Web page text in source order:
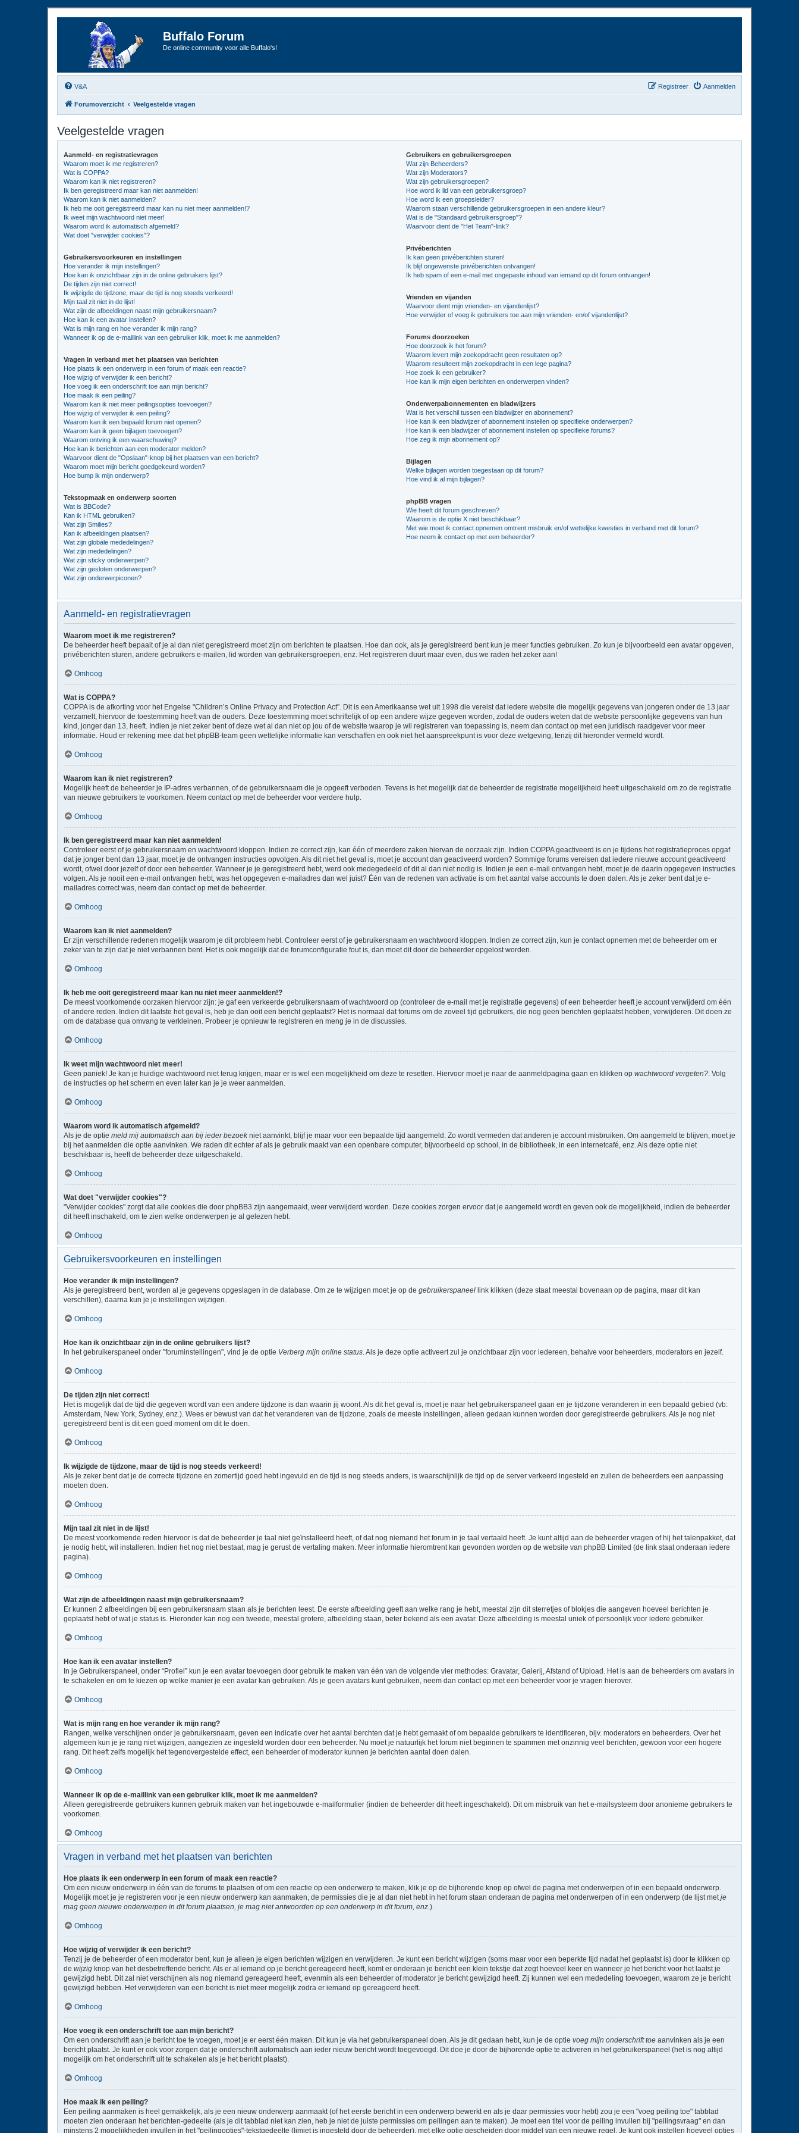
Buffalo Forum
De online community voor alle Buffalo's!
V&A Aanmelden
Registreer
Forumoverzicht Veelgestelde vragen
Veelgestelde vragen
Aanmeld- en registratievragen
Waarom moet ik me registreren?
Wat is COPPA?
Waarom kan ik niet registreren?
Ik ben geregistreerd maar kan niet aanmelden!
Waarom kan ik niet aanmelden?
Ik heb me ooit geregistreerd maar kan nu niet meer aanmelden!?
Ik weet mijn wachtwoord niet meer!
Waarom word ik automatisch afgemeld?
Wat doet "verwijder cookies"?
Gebruikersvoorkeuren en instellingen
Hoe verander ik mijn instellingen?
Hoe kan ik onzichtbaar zijn in de online gebruikers lijst?
De tijden zijn niet correct!
Ik wijzigde de tijdzone, maar de tijd is nog steeds verkeerd!
Mijn taal zit niet in de lijst!
Wat zijn de afbeeldingen naast mijn gebruikersnaam?
Hoe kan ik een avatar instellen?
Wat is mijn rang en hoe verander ik mijn rang?
Wanneer ik op de e-maillink van een gebruiker klik, moet ik me aanmelden?
Vragen in verband met het plaatsen van berichten
Hoe plaats ik een onderwerp in een forum of maak een reactie?
Hoe wijzig of verwijder ik een bericht?
Hoe voeg ik een onderschrift toe aan mijn bericht?
Hoe maak ik een peiling?
Waarom kan ik niet meer peilingsopties toevoegen?
Hoe wijzig of verwijder ik een peiling?
Waarom kan ik een bepaald forum niet openen?
Waarom kan ik geen bijlagen toevoegen?
Waarom ontving ik een waarschuwing?
Hoe kan ik berichten aan een moderator melden?
Waarvoor dient de "Opslaan"-knop bij het plaatsen van een bericht?
Waarom moet mijn bericht goedgekeurd worden?
Hoe bump ik mijn onderwerp?
Tekstopmaak en onderwerp soorten
Wat is BBCode?
Kan ik HTML gebruiken?
Wat zijn Smilies?
Kan ik afbeeldingen plaatsen?
Wat zijn globale mededelingen?
Wat zijn mededelingen?
Wat zijn sticky onderwerpen?
Wat zijn gesloten onderwerpen?
Wat zijn onderwerpiconen?
Gebruikers en gebruikersgroepen
Wat zijn Beheerders?
Wat zijn Moderators?
Wat zijn gebruikersgroepen?
Hoe word ik lid van een gebruikersgroep?
Hoe word ik een groepsleider?
Waarom staan verschillende gebruikersgroepen in een andere kleur?
Wat is de "Standaard gebruikersgroep"?
Waarvoor dient de "Het Team"-link?
Privéberichten
Ik kan geen privéberichten sturen!
Ik blijf ongewenste privéberichten ontvangen!
Ik heb spam of een e-mail met ongepaste inhoud van iemand op dit forum ontvangen!
Vrienden en vijanden
Waarvoor dient mijn vrienden- en vijandenlijst?
Hoe verwijder of voeg ik gebruikers toe aan mijn vrienden- en/of vijandenlijst?
Forums doorzoeken
Hoe doorzoek ik het forum?
Waarom levert mijn zoekopdracht geen resultaten op?
Waarom resulteert mijn zoekopdracht in een lege pagina?
Hoe zoek ik een gebruiker?
Hoe kan ik mijn eigen berichten en onderwerpen vinden?
Onderwerpabonnementen en bladwijzers
Wat is het verschil tussen een bladwijzer en abonnement?
Hoe kan ik een bladwijzer of abonnement instellen op specifieke onderwerpen?
Hoe kan ik een bladwijzer of abonnement instellen op specifieke forums?
Hoe zeg ik mijn abonnement op?
Bijlagen
Welke bijlagen worden toegestaan op dit forum?
Hoe vind ik al mijn bijlagen?
phpBB vragen
Wie heeft dit forum geschreven?
Waarom is de optie X niet beschikbaar?
Met wie moet ik contact opnemen omtrent misbruik en/of wettelijke kwesties in verband met dit forum?
Hoe neem ik contact op met een beheerder?
Aanmeld- en registratievragen
Waarom moet ik me registreren?
De beheerder heeft bepaalt of je al dan niet geregistreerd moet zijn om berichten te plaatsen. Hoe dan ook, als je geregistreerd bent kun je meer functies gebruiken. Zo kun je bijvoorbeeld een avatar opgeven,
privéberichten sturen, andere gebruikers e-mailen, lid worden van gebruikersgroepen, enz. Het registreren duurt maar even, dus we raden het zeker aan!
Omhoog
Wat is COPPA?
COPPA is de afkorting voor het Engelse "Children’s Online Privacy and Protection Act". Dit is een Amerikaanse wet uit 1998 die vereist dat iedere website die mogelijk gegevens van jongeren onder de 13 jaar
verzamelt, hiervoor de toestemming heeft van de ouders. Deze toestemming moet schriftelijk of op een andere wijze gegeven worden, zodat de ouders weten dat de website persoonlijke gegevens van hun
kind, jonger dan 13, heeft. Indien je niet zeker bent of deze wet al dan niet op jou of de website waarop je wil registreren van toepassing is, neem dan contact op met een juridisch raadgever voor meer
informatie. Houd er rekening mee dat het phpBB-team geen wettelijke informatie kan verschaffen en ook niet het aanspreekpunt is voor deze wetgeving, tenzij dit hieronder vermeld wordt.
Omhoog
Waarom kan ik niet registreren?
Mogelijk heeft de beheerder je IP-adres verbannen, of de gebruikersnaam die je opgeeft verboden. Tevens is het mogelijk dat de beheerder de registratie mogelijkheid heeft uitgeschakeld om zo de registratie
van nieuwe gebruikers te voorkomen. Neem contact op met de beheerder voor verdere hulp.
Omhoog
Ik ben geregistreerd maar kan niet aanmelden!
Controleer eerst of je gebruikersnaam en wachtwoord kloppen. Indien ze correct zijn, kan één of meerdere zaken hiervan de oorzaak zijn. Indien COPPA geactiveerd is en je tijdens het registratieproces opgaf
dat je jonger bent dan 13 jaar, moet je de ontvangen instructies opvolgen. Als dit niet het geval is, moet je account dan geactiveerd worden? Sommige forums vereisen dat iedere nieuwe account geactiveerd
wordt, ofwel door jezelf of door een beheerder. Wanneer je je geregistreerd hebt, werd ook medegedeeld of dit al dan niet nodig is. Indien je een e-mail ontvangen hebt, moet je de daarin opgegeven instructies
volgen. Als je nooit een e-mail ontvangen hebt, was het opgegeven e-mailadres dan wel juist? Één van de redenen van activatie is om het aantal valse accounts te doen dalen. Als je zeker bent dat je e-
mailadres correct was, neem dan contact op met de beheerder.
Omhoog
Waarom kan ik niet aanmelden?
Er zijn verschillende redenen mogelijk waarom je dit probleem hebt. Controleer eerst of je gebruikersnaam en wachtwoord kloppen. Indien ze correct zijn, kun je contact opnemen met de beheerder om er
zeker van te zijn dat je niet verbannen bent. Het is ook mogelijk dat de forumconfiguratie fout is, dan moet dit door de beheerder opgelost worden.
Omhoog
Ik heb me ooit geregistreerd maar kan nu niet meer aanmelden!?
De meest voorkomende oorzaken hiervoor zijn: je gaf een verkeerde gebruikersnaam of wachtwoord op (controleer de e-mail met je registratie gegevens) of een beheerder heeft je account verwijderd om één
of andere reden. Indien dit laatste het geval is, heb je dan ooit een bericht geplaatst? Het is normaal dat forums om de zoveel tijd gebruikers, die nog geen berichten geplaatst hebben, verwijderen. Dit doen ze
om de database qua omvang te verkleinen. Probeer je opnieuw te registreren en meng je in de discussies.
Omhoog
Ik weet mijn wachtwoord niet meer!
Geen paniek! Je kan je huidige wachtwoord niet terug krijgen, maar er is wel een mogelijkheid om deze te resetten. Hiervoor moet je naar de aanmeldpagina gaan en klikken op wachtwoord vergeten?. Volg
de instructies op het scherm en even later kan je je weer aanmelden.
Omhoog
Waarom word ik automatisch afgemeld?
Als je de optie meld mij automatisch aan bij ieder bezoekniet aanvinkt, blijf je maar voor een bepaalde tijd aangemeld. Zo wordt vermeden dat anderen je account misbruiken. Om aangemeld te blijven, moet je
bij het aanmelden die optie aanvinken. We raden dit echter af als je gebruik maakt van een openbare computer, bijvoorbeeld op school, in de bibliotheek, in een internetcafé, enz. Als deze optie niet
beschikbaar is, heeft de beheerder deze uitgeschakeld.
Omhoog
Wat doet "verwijder cookies"?
"Verwijder cookies" zorgt dat alle cookies die door phpBB3 zijn aangemaakt, weer verwijderd worden. Deze cookies zorgen ervoor dat je aangemeld wordt en geven ook de mogelijkheid, indien de beheerder
dit heeft inschakeld, om te zien welke onderwerpen je al gelezen hebt.
Omhoog
Gebruikersvoorkeuren en instellingen
Hoe verander ik mijn instellingen?
Als je geregistreerd bent, worden al je gegevens opgeslagen in de database. Om ze te wijzigen moet je op de gebruikerspaneel link klikken (deze staat meestal bovenaan op de pagina, maar dit kan
verschillen), daarna kun je je instellingen wijzigen.
Omhoog
Hoe kan ik onzichtbaar zijn in de online gebruikers lijst?
In het gebruikerspaneel onder "foruminstellingen", vind je de optie Verberg mijn online status. Als je deze optie activeert zul je onzichtbaar zijn voor iedereen, behalve voor beheerders, moderators en jezelf.
Omhoog
De tijden zijn niet correct!
Het is mogelijk dat de tijd die gegeven wordt van een andere tijdzone is dan waarin jij woont. Als dit het geval is, moet je naar het gebruikerspaneel gaan en je tijdzone veranderen in een bepaald gebied (vb:
Amsterdam, New York, Sydney, enz.). Wees er bewust van dat het veranderen van de tijdzone, zoals de meeste instellingen, alleen gedaan kunnen worden door geregistreerde gebruikers. Als je nog niet
geregistreerd bent is dit een goed moment om dit te doen.
Omhoog
Ik wijzigde de tijdzone, maar de tijd is nog steeds verkeerd!
Als je zeker bent dat je de correcte tijdzone en zomertijd goed hebt ingevuld en de tijd is nog steeds anders, is waarschijnlijk de tijd op de server verkeerd ingesteld en zullen de beheerders een aanpassing
moeten doen.
Omhoog
Mijn taal zit niet in de lijst!
De meest voorkomende reden hiervoor is dat de beheerder je taal niet geïnstalleerd heeft, of dat nog niemand het forum in je taal vertaald heeft. Je kunt altijd aan de beheerder vragen of hij het talenpakket, dat
je nodig hebt, wil installeren. Indien het nog niet bestaat, mag je gerust de vertaling maken. Meer informatie hieromtrent kan gevonden worden op de website van phpBB Limited (de link staat onderaan iedere
pagina).
Omhoog
Wat zijn de afbeeldingen naast mijn gebruikersnaam?
Er kunnen 2 afbeeldingen bij een gebruikersnaam staan als je berichten leest. De eerste afbeelding geeft aan welke rang je hebt, meestal zijn dit sterretjes of blokjes die aangeven hoeveel berichten je
geplaatst hebt of wat je status is. Hieronder kan nog een tweede, meestal grotere, afbeelding staan, beter bekend als een avatar. Deze afbeelding is meestal uniek of persoonlijk voor iedere gebruiker.
Omhoog
Hoe kan ik een avatar instellen?
In je Gebruikerspaneel, onder “Profiel” kun je een avatar toevoegen door gebruik te maken van één van de volgende vier methodes: Gravatar, Galerij, Afstand of Upload. Het is aan de beheerders om avatars in
te schakelen en om te kiezen op welke manier je een avatar kan gebruiken. Als je geen avatars kunt gebruiken, neem dan contact op met een beheerder voor je vragen hierover.
Omhoog
Wat is mijn rang en hoe verander ik mijn rang?
Rangen, welke verschijnen onder je gebruikersnaam, geven een indicatie over het aantal berchten dat je hebt gemaakt of om bepaalde gebruikers te identificeren, bijv. moderators en beheerders. Over het
algemeen kun je je rang niet wijzigen, aangezien ze ingesteld worden door een beheerder. Nu moet je natuurlijk het forum niet beginnen te spammen met onzinnig veel berichten, gewoon voor een hogere
rang. Dit heeft zelfs mogelijk het tegenovergestelde effect, een beheerder of moderator kunnen je berichten aantal doen dalen.
Omhoog
Wanneer ik op de e-maillink van een gebruiker klik, moet ik me aanmelden?
Alleen geregistreerde gebruikers kunnen gebruik maken van het ingebouwde e-mailformulier (indien de beheerder dit heeft ingeschakeld). Dit om misbruik van het e-mailsysteem door anonieme gebruikers te
voorkomen.
Omhoog
Vragen in verband met het plaatsen van berichten
Hoe plaats ik een onderwerp in een forum of maak een reactie?
Om een nieuw onderwerp in één van de forums te plaatsen of om een reactie op een onderwerp te maken, klik je op de bijhorende knop op ofwel de pagina met onderwerpen of in een bepaald onderwerp.
Mogelijk moet je je registreren voor je een nieuw onderwerp kan aanmaken, de permissies die je al dan niet hebt in het forum staan onderaan de pagina met onderwerpen of in een onderwerp (de lijst metje
mag geen nieuwe onderwerpen in dit forum plaatsen, je mag niet antwoorden op een onderwerp in dit forum, enz.).
Omhoog
Hoe wijzig of verwijder ik een bericht?
Tenzij je de beheerder of een moderator bent, kun je alleen je eigen berichten wijzigen en verwijderen. Je kunt een bericht wijzigen (soms maar voor een beperkte tijd nadat het geplaatst is) door te klikken op
de wijzig knop van het desbetreffende bericht. Als er al iemand op je bericht gereageerd heeft, komt er onderaan je bericht een klein tekstje dat zegt hoeveel keer en wanneer je het bericht voor het laatst je
gewijzigd hebt. Dit zal niet verschijnen als nog niemand gereageerd heeft, evenmin als een beheerder of moderator je bericht gewijzigd heeft. Zij kunnen wel een mededeling toevoegen, waarom ze je bericht
gewijzigd hebben. Het verwijderen van een bericht is niet meer mogelijk zodra er iemand op gereageerd heeft.
Omhoog
Hoe voeg ik een onderschrift toe aan mijn bericht?
Om een onderschrift aan je bericht toe te voegen, moet je er eerst één maken. Dit kun je via het gebruikerspaneel doen. Als je dit gedaan hebt, kun je de optie voeg mijn onderschrift toe aanvinken als je een
bericht plaatst. Je kunt er ook voor zorgen dat je onderschrift automatisch aan ieder nieuw bericht wordt toegevoegd. Dit doe je door de bijhorende optie te activeren in het gebruikerspaneel (het is nog altijd
mogelijk om het onderschrift uit te schakelen als je het bericht plaatst).
Omhoog
Hoe maak ik een peiling?
Een peiling aanmaken is heel gemakkelijk, als je een nieuw onderwerp aanmaakt (of het eerste bericht in een onderwerp bewerkt en als je daar permissies voor hebt) zou je een "voeg peiling toe" tabblad
moeten zien onderaan het berichten-gedeelte (als je dit tabblad niet kan zien, heb je niet de juiste permissies om peilingen aan te maken). Je moet een titel voor de peiling invullen bij "peilingsvraag" en dan
minstens 2 mogelijkheden invullen in het "peilingopties"-tekstgedeelte (limiet is ingesteld door de beheerder), met elke optie gescheiden door middel van een nieuwe regel. Je kunt ook instellen hoeveel opties